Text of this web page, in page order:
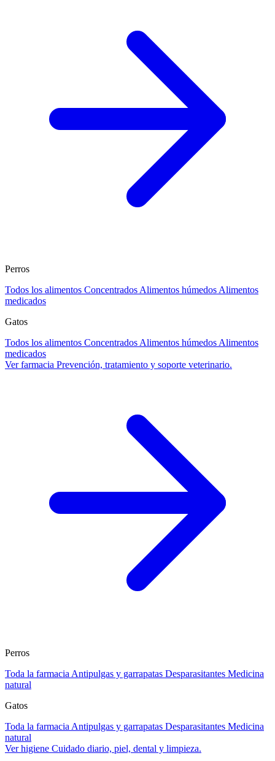
Perros
Todos los alimentos Concentrados Alimentos húmedos Alimentos
medicados
Gatos
Todos los alimentos Concentrados Alimentos húmedos Alimentos
medicados
Ver farmacia Prevención, tratamiento y soporte veterinario.
Perros
Toda la farmacia Antipulgas y garrapatas Desparasitantes Medicina
natural
Gatos
Toda la farmacia Antipulgas y garrapatas Desparasitantes Medicina
natural
Ver higiene Cuidado diario, piel, dental y limpieza.